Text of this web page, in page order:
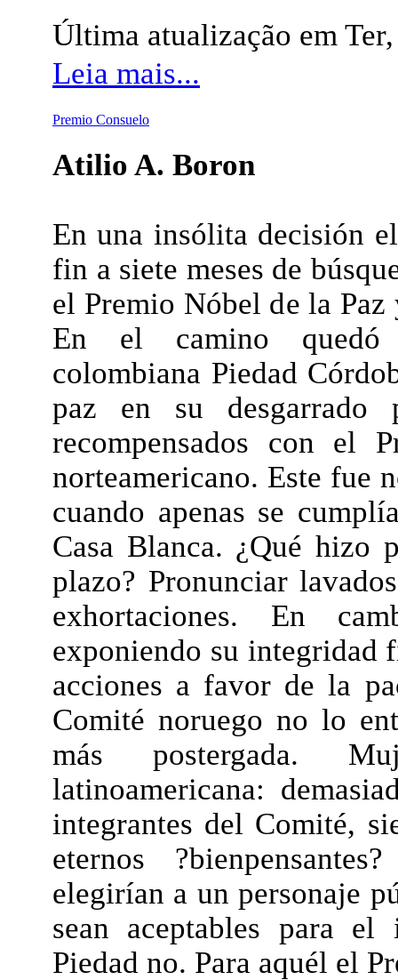
Última atualização em
Leia mais...
Premio Consuelo
Atilio A. Boron
En una insólita decisión
fin a siete meses de
el Premio Nóbel de la
En el camino quedó
colombiana Piedad
paz en su desgarrado
recompensados con el
norteamericano. Este fue
cuando apenas se
Casa Blanca. ¿Qué hizo
plazo? Pronunciar
exhortaciones. En
exponiendo su integridad
acciones a favor de la
Comité noruego no lo
más postergada.
latinoamericana:
integrantes del Comité,
eternos
elegirían a un personaje
sean aceptables para
Piedad no. Para aquél el